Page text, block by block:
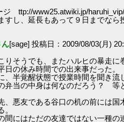
ジ ttp://www25.atwiki.jp/
すし、延長もあって９日までな
ん[sage] 投稿日：2009/08/03(月)
そうでも、またハルヒの暴走に
日の休み時間での出来事だった。
半覚醒状態で授業時間を聞き流
弁当の中身は何なのだろう？ 等
悪友である谷口の机の前には国
間にはただの友達ではない一種